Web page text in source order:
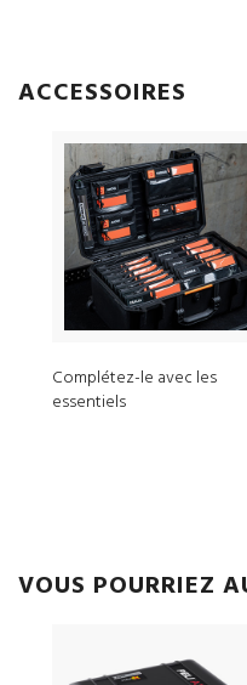
ACCESSOIRES
Complétez-le avec les
essentiels
VOUS POURRIEZ